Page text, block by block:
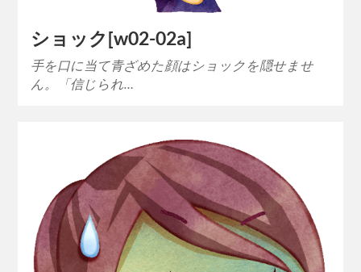
ショック[w02-02a]
手を口に当て青ざめた顔はショックを隠せませ
ん。「信じられ…